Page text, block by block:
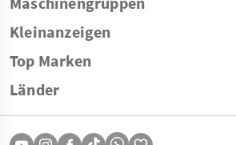
Kleinanzeigen
Top Marken
Länder